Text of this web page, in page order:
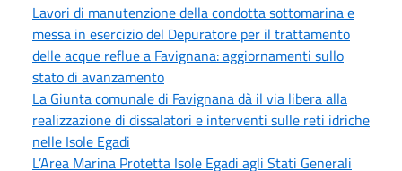
Lavori di manutenzione della condotta sottomarina e
messa in esercizio del Depuratore per il trattamento
delle acque reflue a Favignana: aggiornamenti sullo
stato di avanzamento
La Giunta comunale di Favignana dà il via libera alla
realizzazione di dissalatori e interventi sulle reti idriche
nelle Isole Egadi
L’Area Marina Protetta Isole Egadi agli Stati Generali